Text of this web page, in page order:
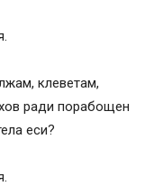
клеветам,
ради порабощен
еси?